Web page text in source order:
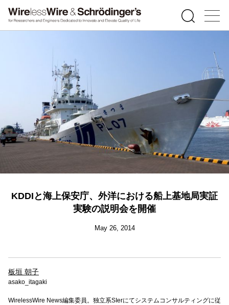
KDDIと海上保安庁、外洋における船上基地局実証
実験の説明会を開催
May 26, 2014
板垣 朝子
asako_itagaki
WirelessWire News編集委員。独立系SIerにてシステムコンサルティングに従